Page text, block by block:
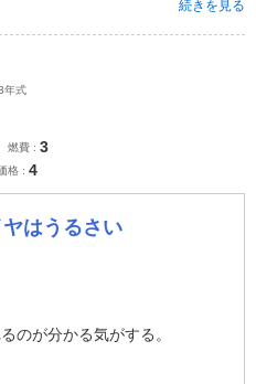
続きを見る
年式
燃費 3
格 4
はうるさい
のが分かる気がする。